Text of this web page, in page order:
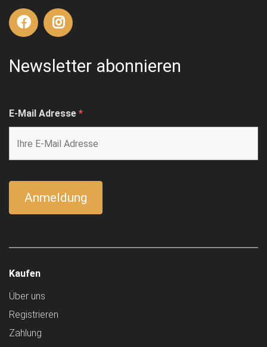
Newsletter abonnieren
E-Mail Adresse *
Kaufen
Über uns
Registrieren
Zahlung